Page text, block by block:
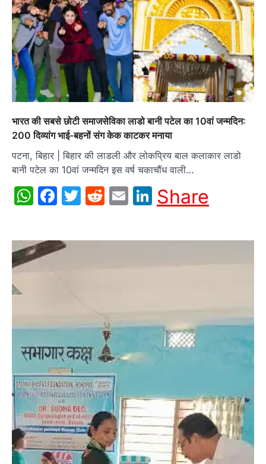
भारत की सबसे छोटी समाजसेविका लाडो बानी पटेल का 10वां जन्मदिन:
200 दिव्यांग भाई-बहनों संग केक काटकर मनाया
पटना, बिहार | बिहार की लाडली और लोकप्रिय बाल कलाकार लाडो
बानी पटेल का 10वां जन्मदिन इस वर्ष चकाचौंध वाली…
WhatsApp
Facebook
Twitter
Reddit
EmailLinkedIn
Share